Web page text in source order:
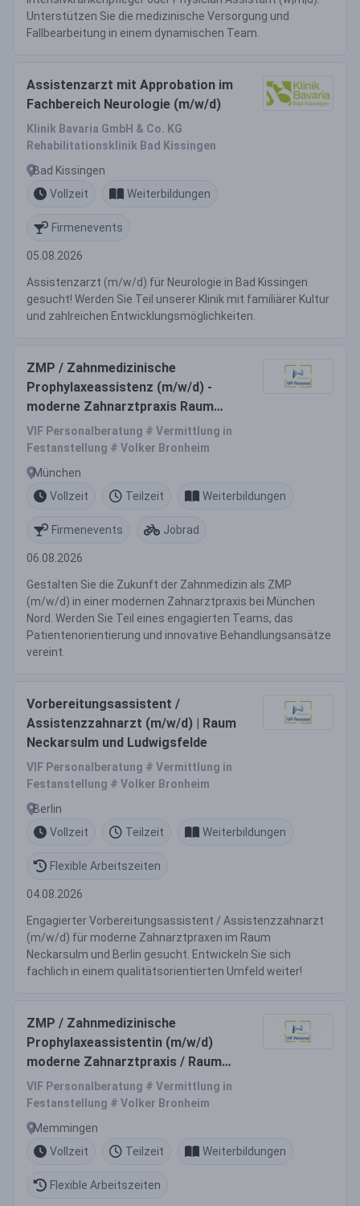
Unterstützen Sie die medizinische Versorgung und
Fallbearbeitung in einem dynamischen Team.
Assistenzarzt mit Approbation im
Fachbereich Neurologie (m/w/d)
Klinik Bavaria GmbH & Co. KG
Rehabilitationsklinik Bad Kissingen
Bad Kissingen
Vollzeit
Weiterbildungen
Firmenevents
05.08.2026
Assistenzarzt (m/w/d) für Neurologie in Bad Kissingen
gesucht! Werden Sie Teil unserer Klinik mit familiärer Kultur
und zahlreichen Entwicklungsmöglichkeiten.
ZMP / Zahnmedizinische
Prophylaxeassistenz (m/w/d) -
moderne Zahnarztpraxis Raum
München Nord
VIF Personalberatung # Vermittlung in
Festanstellung # Volker Bronheim
München
Vollzeit
Teilzeit Weiterbildungen
Firmenevents Jobrad
06.08.2026
Gestalten Sie die Zukunft der Zahnmedizin als ZMP
(m/w/d) in einer modernen Zahnarztpraxis bei München
Nord. Werden Sie Teil eines engagierten Teams, das
Patientenorientierung und innovative Behandlungsansätze
vereint.
Vorbereitungsassistent /
Assistenzzahnarzt (m/w/d) | Raum
Neckarsulm und Ludwigsfelde
VIF Personalberatung # Vermittlung in
Festanstellung # Volker Bronheim
Berlin
Vollzeit
Teilzeit Weiterbildungen
Flexible Arbeitszeiten
04.08.2026
Engagierter Vorbereitungsassistent / Assistenzzahnarzt
(m/w/d) für moderne Zahnarztpraxen im Raum
Neckarsulm und Berlin gesucht. Entwickeln Sie sich
fachlich in einem qualitätsorientierten Umfeld weiter!
ZMP / Zahnmedizinische
Prophylaxeassistentin (m/w/d)
moderne Zahnarztpraxis / Raum
Memmingen
VIF Personalberatung # Vermittlung in
Festanstellung # Volker Bronheim
Memmingen
Vollzeit
Teilzeit Weiterbildungen
Flexible Arbeitszeiten